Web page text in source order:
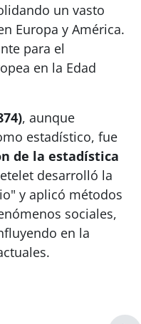
un vasto
Europa y América.
para el
en la Edad
, aunque
estadístico, fue
de la estadística
desarrolló la
y aplicó métodos
sociales,
en la